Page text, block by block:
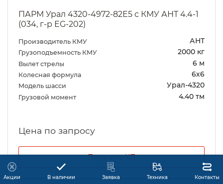
ПАРМ Урал 4320-4972-82Е5 с КМУ АНТ 4.4-1
(034, г-р EG-202)
Производитель КМУ АНТ
Грузоподъемность КМУ 2000 кг
Вылет стрелы 6 м
Колесная формула 6х6
Модель шасси Урал-4320
Грузовой момент 4.40 тм
Цена по запросу
Получить КП
Акции В наличии Заявка Техника Контакты